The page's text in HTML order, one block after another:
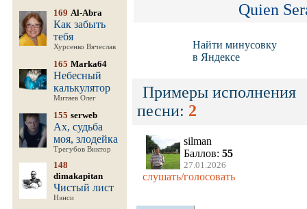
169 Al-Abra
Как забыть
тебя
Хурсенко Вячеслав
165 Marka64
Небесный
калькулятор
Митяев Олег
155 serweb
Ах, судьба
моя, злодейка
Трегубов Виктор
148
dimakapitan
Чистый лист
Нэнси
Quien
Найти минусовку
в Яндексе
Примеры исполнения
песни: 2
silman
Баллов: 55
27.01.2026
слушать/голосовать